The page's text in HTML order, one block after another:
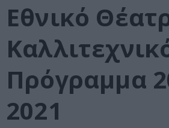
Εθνικό
Πρόγραμμα
2021